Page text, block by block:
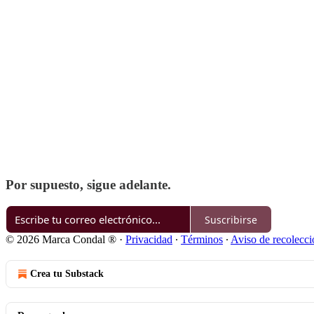
Por supuesto, sigue adelante.
Suscribirse
© 2026 Marca Condal ®️ · Privacidad ∙ Términos ∙ Aviso de
Crea tu Substack